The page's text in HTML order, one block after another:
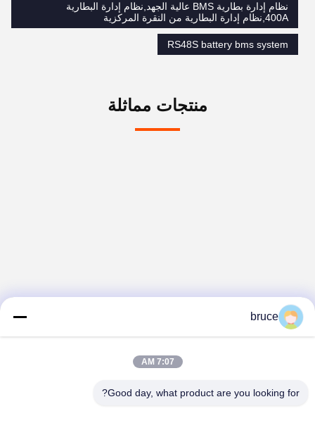
نظام إدارة بطارية BMS عالية الجهد,نظام إدارة البطارية
400A,نظام إدارة البطارية من النقرة المركزية
RS48S battery bms system
منتجات مماثلة
bruce
7:07 AM
Good day, what product are you looking for?